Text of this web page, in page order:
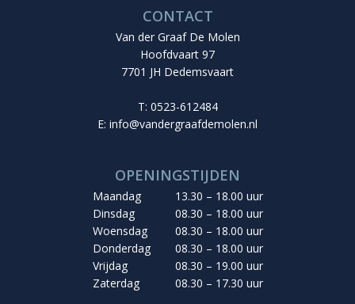
CONTACT
Van der Graaf De Molen
Hoofdvaart 97
7701 JH Dedemsvaart
T: 0523-612484
E: info@vandergraafdemolen.nl
OPENINGSTIJDEN
Maandag
13.30 – 18.00 uur
Dinsdag
08.30 – 18.00 uur
Woensdag
08.30 – 18.00 uur
Donderdag
08.30 – 18.00 uur
Vrijdag
08.30 – 19.00 uur
Zaterdag
08.30 – 17.30 uur